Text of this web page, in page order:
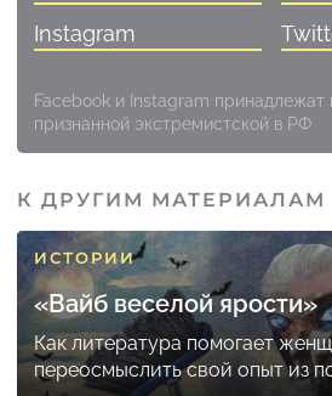
Instagram
Facebook и Instagram принадлежат
признанной экстремистской в РФ
К ДРУГИМ МАТЕРИАЛАМ
ИСТОРИИ
«Вайб веселой ярости»
Как литература помогает
переосмыслить свой опыт из